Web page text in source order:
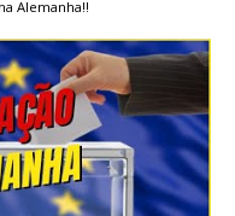
Alemanha!!